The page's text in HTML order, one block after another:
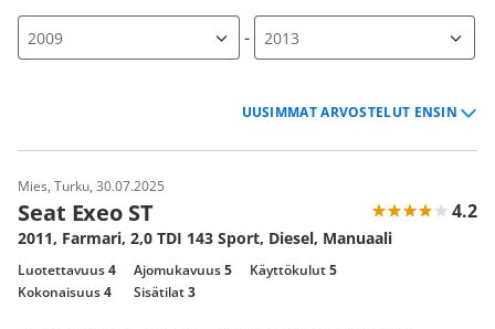
-
Mies, Turku, 30.07.2025
Seat Exeo ST 4.2
2011, Farmari, 2,0 TDI 143 Sport, Diesel, Manuaali
Luotettavuus4 Ajomukavuus5 Käyttökulut5
Kokonaisuus4 Sisätilat3